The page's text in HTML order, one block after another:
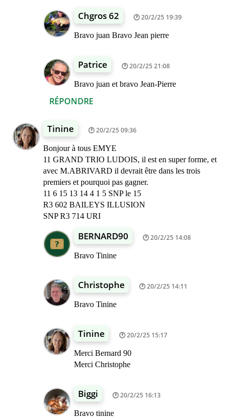
RÉPONDRE
Chgros 62 20/2/25 19:39
Bravo juan Bravo Jean pierre
Patrice 20/2/25 21:08
Bravo juan et bravo Jean-Pierre
Tinine 20/2/25 09:36
Bonjour à tous EMYE
11 GRAND TRIO LUDOIS, il est en super forme, et
avec M.ABRIVARD il devrait être dans les trois
premiers et pourquoi pas gagner.
11 6 15 13 14 4 1 5 SNP le 15
R3 602 BAILEYS ILLUSION
SNP R3 714 URI
BERNARD90 20/2/25 14:08
Bravo Tinine
Christophe 20/2/25 14:11
Bravo Tinine
Tinine 20/2/25 15:17
Merci Bernard 90
Merci Christophe
Biggi 20/2/25 16:13
Bravo tinine